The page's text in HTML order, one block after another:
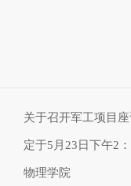
关于召开军工项目
定于5月23日下午2
物理学院